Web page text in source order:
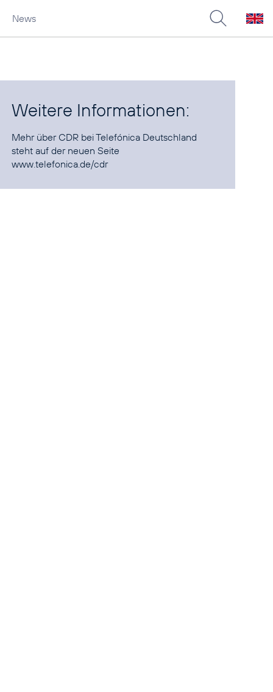
News
Weitere Informationen:
Mehr über CDR bei Telefónica Deutschland
steht auf der neuen Seite
www.telefonica.de/cdr